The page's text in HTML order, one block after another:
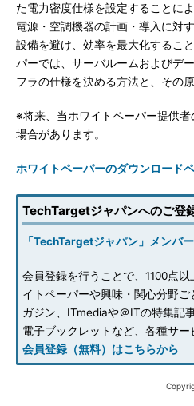
た電力密度仕様を設定することに
電源・空調機器の計画・導入に対
設備を避け、効率を最大化するこ
パーでは、サーバルームおよびデ
フラの仕様を決める方法と、その
※将来、当ホワイトペーパー提供
場合があります。
ホワイトペーパーのダウンロード
TechTargetジャパンへのご登
「TechTargetジャパン」メンバ
会員登録を行うことで、1100点
イトペーパーや興味・関心分野
ガジン、ITmediaや＠ITの特集記
電子ブックレットなど、各種サー
会員登録（無料）はこちらから